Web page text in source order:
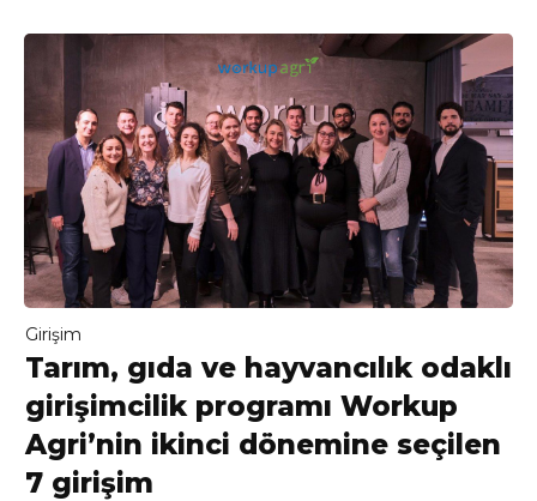
Girişim
Tarım, gıda ve hayvancılık odaklı
girişimcilik programı Workup
Agri’nin ikinci dönemine seçilen
7 girişim